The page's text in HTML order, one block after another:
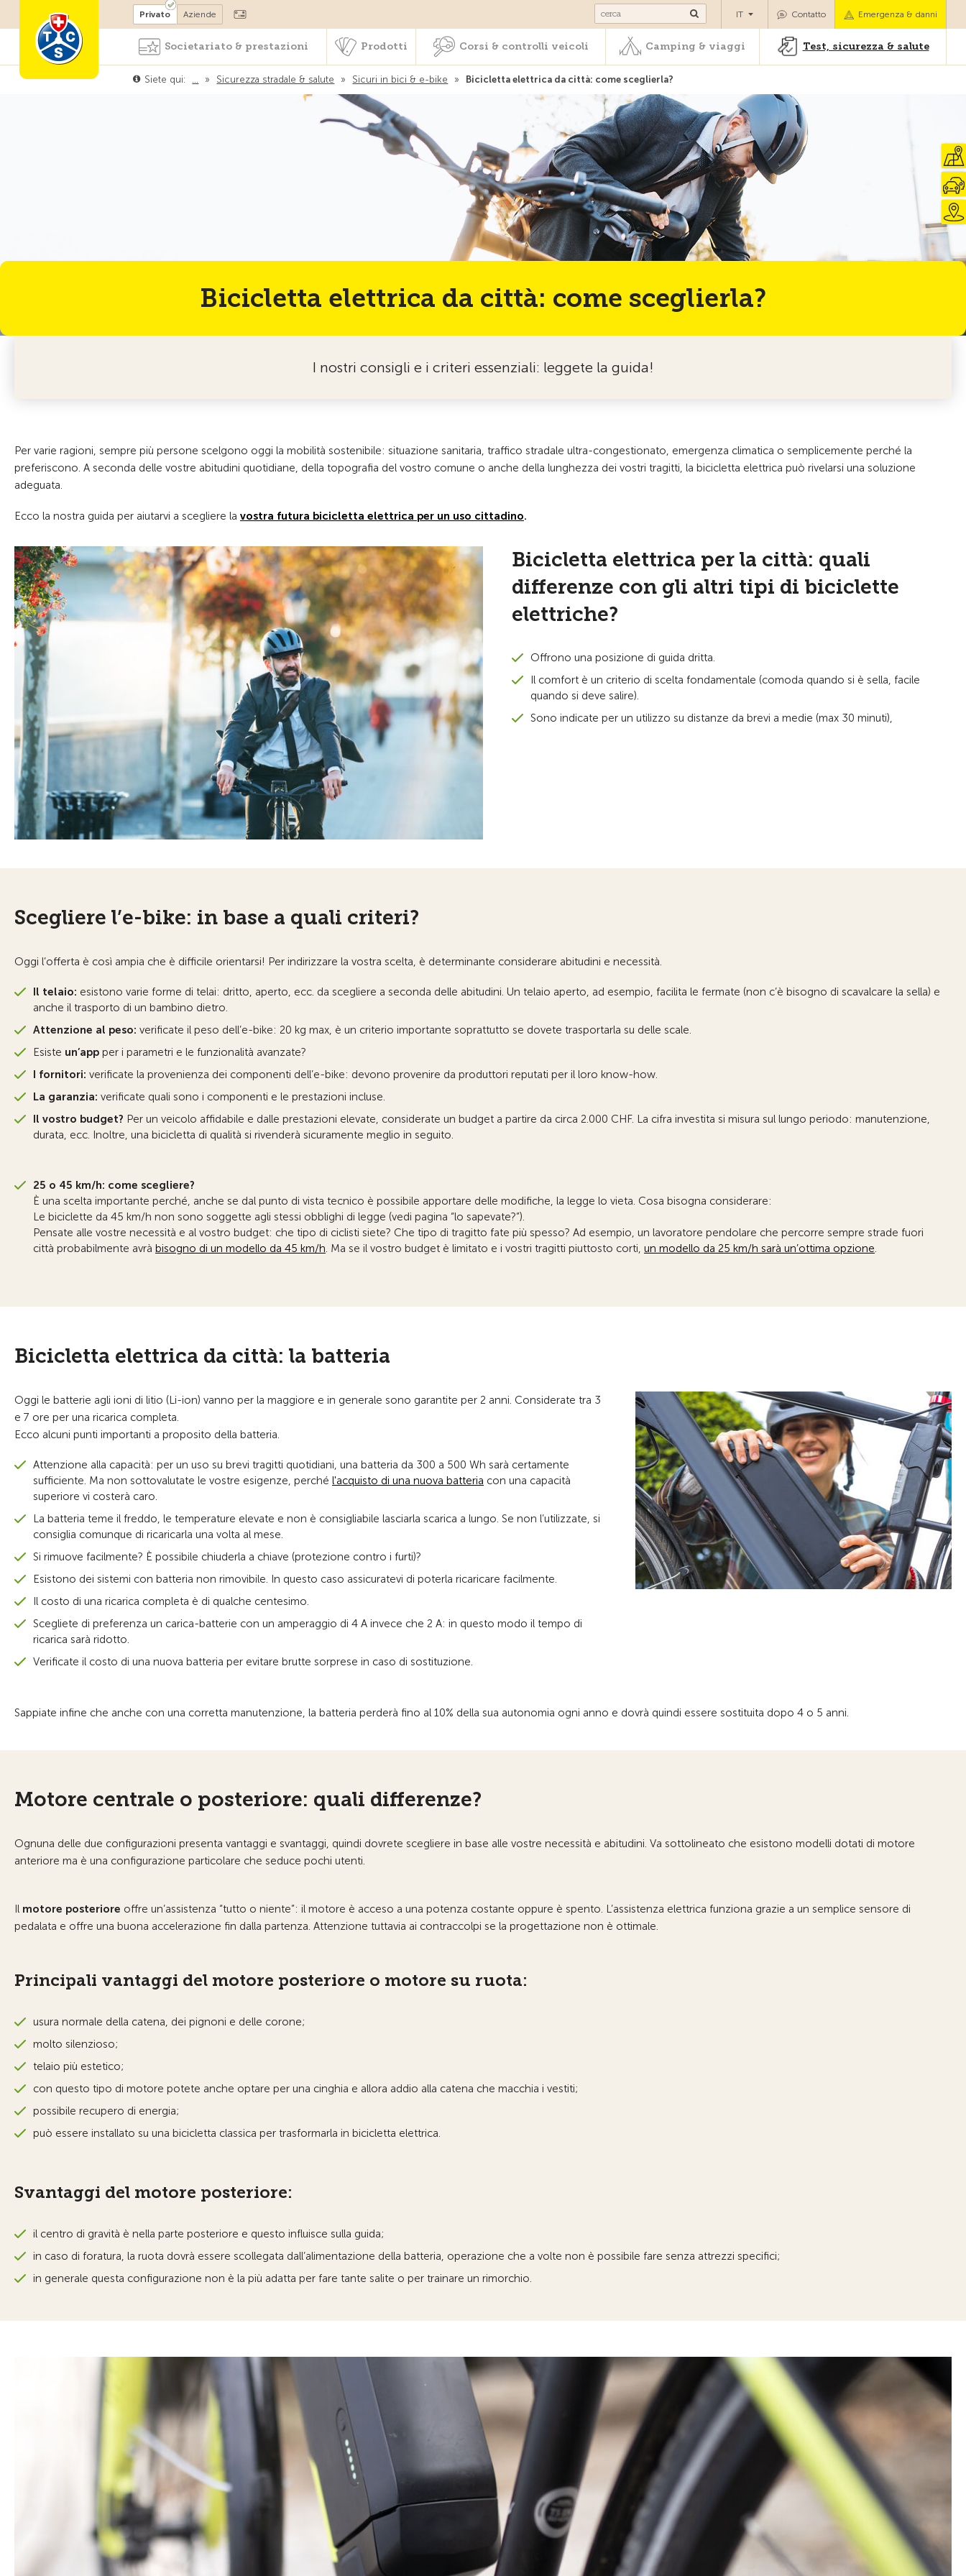
Diventare socio Corsi & controlli veicoli Camping & viaggi Test, sicurezza & salute
Privato Aziende Contatto Emergenza & danni
IT
Societariato & prestazioni Prodotti Corsi & controlli veicoli Camping & viaggi Test, sicurezza & salute
Siete qui: … » Sicurezza stradale & salute » Sicuri in bici & e-bike » Bicicletta elettrica da città: come sceglierla?
Bicicletta elettrica da città: come sceglierla?
I nostri consigli e i criteri essenziali: leggete la guida!
Per varie ragioni, sempre più persone scelgono oggi la mobilità sostenibile: situazione sanitaria, traffico stradale ultra-congestionato, emergenza climatica o semplicemente perché la
preferiscono. A seconda delle vostre abitudini quotidiane, della topografia del vostro comune o anche della lunghezza dei vostri tragitti, la bicicletta elettrica può rivelarsi una soluzione
adeguata.
Ecco la nostra guida per aiutarvi a scegliere la vostra futura bicicletta elettrica per un uso cittadino.
Bicicletta elettrica per la città: quali
differenze con gli altri tipi di biciclette
elettriche?
Offrono una posizione di guida dritta.
Il comfort è un criterio di scelta fondamentale (comoda quando si è sella, facile
quando si deve salire).
Sono indicate per un utilizzo su distanze da brevi a medie (max 30 minuti),
Scegliere l’e-bike: in base a quali criteri?
Oggi l’offerta è così ampia che è difficile orientarsi! Per indirizzare la vostra scelta, è determinante considerare abitudini e necessità.
Il telaio: esistono varie forme di telai: dritto, aperto, ecc. da scegliere a seconda delle abitudini. Un telaio aperto, ad esempio, facilita le fermate (non c’è bisogno di scavalcare la sella) e
anche il trasporto di un bambino dietro.
Attenzione al peso: verificate il peso dell’e-bike: 20 kg max, è un criterio importante soprattutto se dovete trasportarla su delle scale.
Esiste un’app per i parametri e le funzionalità avanzate?
I fornitori: verificate la provenienza dei componenti dell’e-bike: devono provenire da produttori reputati per il loro know-how.
La garanzia: verificate quali sono i componenti e le prestazioni incluse.
Il vostro budget? Per un veicolo affidabile e dalle prestazioni elevate, considerate un budget a partire da circa 2.000 CHF. La cifra investita si misura sul lungo periodo: manutenzione,
durata, ecc. Inoltre, una bicicletta di qualità si rivenderà sicuramente meglio in seguito.
25 o 45 km/h: come scegliere?
È una scelta importante perché, anche se dal punto di vista tecnico è possibile apportare delle modifiche, la legge lo vieta. Cosa bisogna considerare:
Le biciclette da 45 km/h non sono soggette agli stessi obblighi di legge (vedi pagina “lo sapevate?”).
Pensate alle vostre necessità e al vostro budget: che tipo di ciclisti siete? Che tipo di tragitto fate più spesso? Ad esempio, un lavoratore pendolare che percorre sempre strade fuori
città probabilmente avrà bisogno di un modello da 45 km/h . Ma se il vostro budget è limitato e i vostri tragitti piuttosto corti, un modello da 25 km/h sarà un’ottima opzione
Bicicletta elettrica da città: la batteria
Oggi le batterie agli ioni di litio (Li-ion) vanno per la maggiore e in generale sono garantite per 2 anni. Considerate tra 3
e 7 ore per una ricarica completa.
Ecco alcuni punti importanti a proposito della batteria.
Attenzione alla capacità: per un uso su brevi tragitti quotidiani, una batteria da 300 a 500 Wh sarà certamente
sufficiente. Ma non sottovalutate le vostre esigenze, perché l'acquisto di una nuova batteria con una capacità
superiore vi costerà caro.
La batteria teme il freddo, le temperature elevate e non è consigliabile lasciarla scarica a lungo. Se non l’utilizzate, si
consiglia comunque di ricaricarla una volta al mese.
Si rimuove facilmente? È possibile chiuderla a chiave (protezione contro i furti)?
Esistono dei sistemi con batteria non rimovibile. In questo caso assicuratevi di poterla ricaricare facilmente.
Il costo di una ricarica completa è di qualche centesimo.
Scegliete di preferenza un carica-batterie con un amperaggio di 4 A invece che 2 A: in questo modo il tempo di
ricarica sarà ridotto.
Verificate il costo di una nuova batteria per evitare brutte sorprese in caso di sostituzione.
Sappiate infine che anche con una corretta manutenzione, la batteria perderà fino al 10% della sua autonomia ogni anno e dovrà quindi essere sostituita dopo 4 o 5 anni.
Motore centrale o posteriore: quali differenze?
Ognuna delle due configurazioni presenta vantaggi e svantaggi, quindi dovrete scegliere in base alle vostre necessità e abitudini. Va sottolineato che esistono modelli dotati di motore
anteriore ma è una configurazione particolare che seduce pochi utenti.
Il motore posteriore offre un’assistenza “tutto o niente”: il motore è acceso a una potenza costante oppure è spento. L’assistenza elettrica funziona grazie a un semplice sensore di
pedalata e offre una buona accelerazione fin dalla partenza. Attenzione tuttavia ai contraccolpi se la progettazione non è ottimale.
Principali vantaggi del motore posteriore o motore su ruota:
usura normale della catena, dei pignoni e delle corone;
molto silenzioso;
telaio più estetico;
con questo tipo di motore potete anche optare per una cinghia e allora addio alla catena che macchia i vestiti;
possibile recupero di energia;
può essere installato su una bicicletta classica per trasformarla in bicicletta elettrica.
Svantaggi del motore posteriore:
il centro di gravità è nella parte posteriore e questo influisce sulla guida;
in caso di foratura, la ruota dovrà essere scollegata dall’alimentazione della batteria, operazione che a volte non è possibile fare senza attrezzi specifici;
in generale questa configurazione non è la più adatta per fare tante salite o per trainare un rimorchio.